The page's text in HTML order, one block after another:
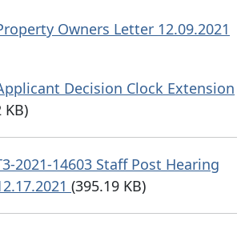
Owners Letter 12.09.2021
Decision Clock Extension
KB)
2021-14603 Staff Post Hearing
(395.19 KB)